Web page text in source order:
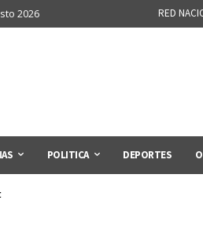
2026 RED
POLITICA DEPORTES